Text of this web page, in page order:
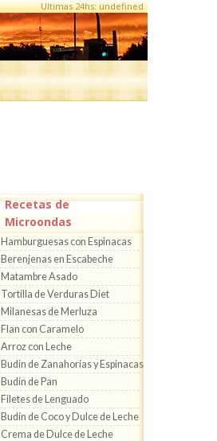
Ultimas 24hs: undefined
Recetas de
Microondas
Hamburguesas con Espinacas
Berenjenas en Escabeche
Matambre Asado
Tortilla de Verduras Diet
Milanesas de Merluza
Flan con Caramelo
Arroz con Leche
Budín de Zanahorias y Espinacas
Budín de Pan
Filetes de Lenguado
Budín de Coco y Dulce de Leche
Crema de Dulce de Leche